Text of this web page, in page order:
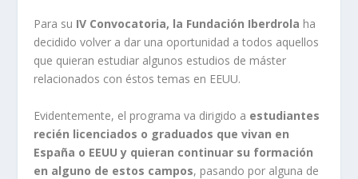
Para su IV Convocatoria, la Fundación Iberdrola ha
decidido volver a dar una oportunidad a todos aquellos
que quieran estudiar algunos estudios de máster
relacionados con éstos temas en EEUU.
Evidentemente, el programa va dirigido a estudiantes
recién licenciados o graduados que vivan en
España o EEUU y quieran continuar su formación
en alguno de estos campos, pasando por alguna de